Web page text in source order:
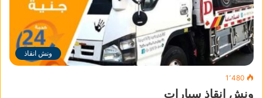
ونش انقاذ
1٬480
ونش انقاذ سيارات